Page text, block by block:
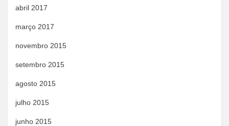
abril 2017
março 2017
novembro 2015
setembro 2015
agosto 2015
julho 2015
junho 2015